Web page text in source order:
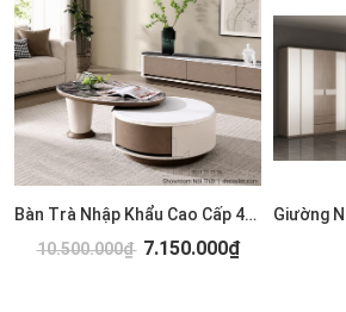
Bàn Trà Nhập Khẩu Cao Cấp 489S
10.500.000₫ 7.150.000₫